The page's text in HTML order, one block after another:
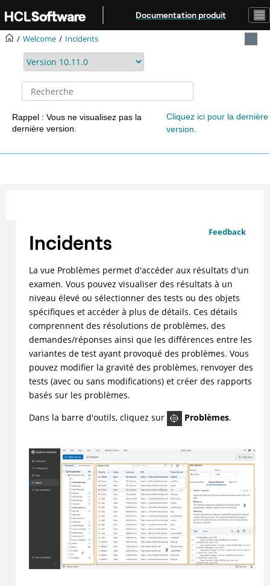
Aller au contenu principal
Documentation produit
Welcome Incidents
Rappel : Vous ne visualisez pas la
dernière version.
Cliquez ici pour la dernière
version.
Feedback
Incidents
La vue Problèmes permet d'accéder aux résultats d'un
examen. Vous pouvez visualiser des résultats à un
niveau élevé ou sélectionner des tests ou des objets
spécifiques et accéder à plus de détails. Ces détails
comprennent des résolutions de problèmes, des
demandes/réponses ainsi que les différences entre les
variantes de test ayant provoqué des problèmes. Vous
pouvez modifier la gravité des problèmes, renvoyer des
tests (avec ou sans modifications) et créer des rapports
basés sur les problèmes.
Dans la barre d'outils, cliquez sur
Problèmes.